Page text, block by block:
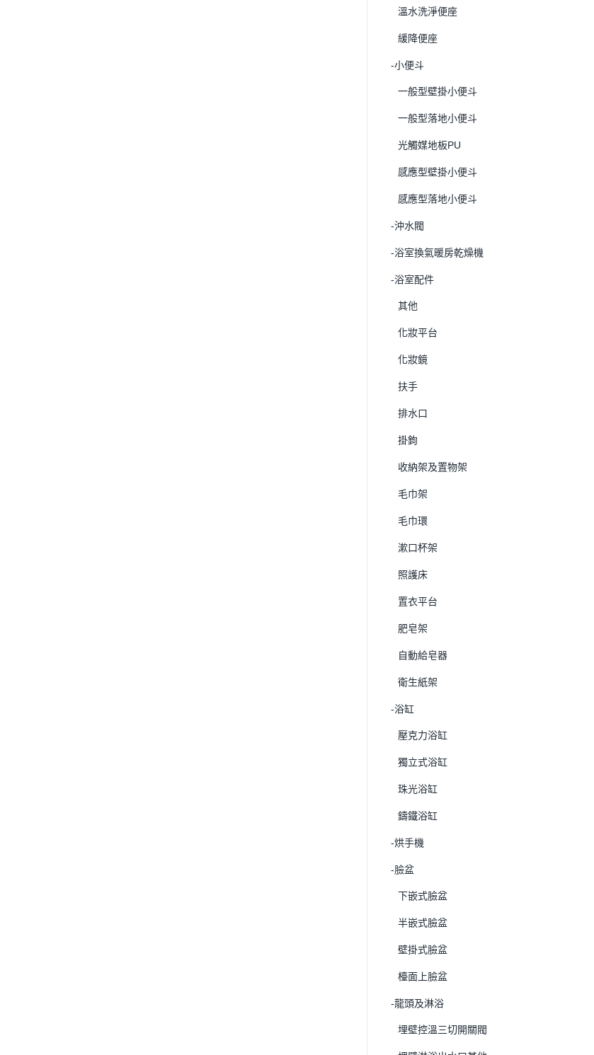
溫水洗淨便座
緩降便座
-小便斗
一般型壁掛小便斗
一般型落地小便斗
光觸媒地板PU
感應型壁掛小便斗
感應型落地小便斗
-沖水閥
-浴室換氣暖房乾燥機
-浴室配件
其他
化妝平台
化妝鏡
扶手
排水口
掛鉤
收納架及置物架
毛巾架
毛巾環
漱口杯架
照護床
置衣平台
肥皂架
自動給皂器
衛生紙架
-浴缸
壓克力浴缸
獨立式浴缸
珠光浴缸
鑄鐵浴缸
-烘手機
-臉盆
下嵌式臉盆
半嵌式臉盆
壁掛式臉盆
檯面上臉盆
-龍頭及淋浴
埋壁控溫三切開關閥